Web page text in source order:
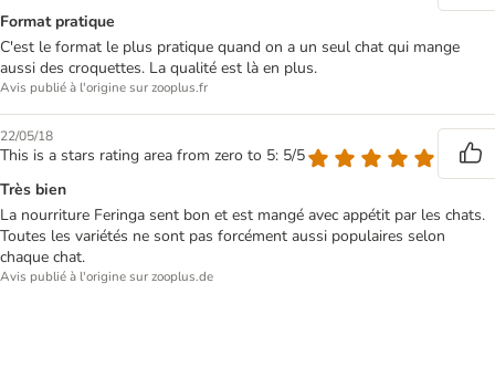
Format pratique
C'est le format le plus pratique quand on a un seul chat qui mange
aussi des croquettes. La qualité est là en plus.
Avis publié à l'origine sur zooplus.fr
22/05/18
This is a stars rating area from zero to 5: 5/5
Très bien
La nourriture Feringa sent bon et est mangé avec appétit par les chats.
Toutes les variétés ne sont pas forcément aussi populaires selon
chaque chat.
Avis publié à l'origine sur zooplus.de